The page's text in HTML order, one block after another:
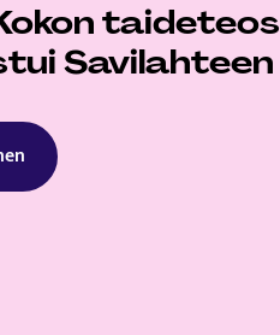
taideteos
Savilahteen